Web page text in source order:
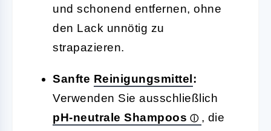
und schonend entfernen, ohne
den Lack unnötig zu
strapazieren.
Sanfte Reinigungsmittel:
Verwenden Sie ausschließlich
pH-neutrale Shampoos
, die